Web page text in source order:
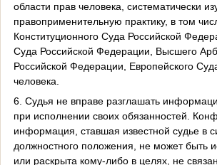
области прав человека, систематически
правоприменительную практику, в том
Конституционного Суда Российской
Суда Российской Федерации, Высшего
Российской Федерации, Европейского
человека.
6. Судья не вправе разглашать
при исполнении своих обязанностей.
информация, ставшая известной судье в
должностного положения, не может быть
или раскрыта кому-либо в целях, не